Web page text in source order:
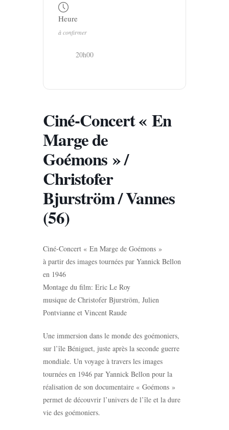
Heure
à confirmer
20h00
Ciné-Concert « En
Marge de
Goémons » /
Christofer
Bjurström / Vannes
(56)
Ciné-Concert « En Marge de Goémons »
à partir des images tournées par Yannick Bellon
en 1946
Montage du film: Eric Le Roy
musique de Christofer Bjurström, Julien
Pontvianne et Vincent Raude
Une immersion dans le monde des goémoniers,
sur l’île Béniguet, juste après la seconde guerre
mondiale. Un voyage à travers les images
tournées en 1946 par Yannick Bellon pour la
réalisation de son documentaire « Goémons »
permet de découvrir l’univers de l’île et la dure
vie des goémoniers.